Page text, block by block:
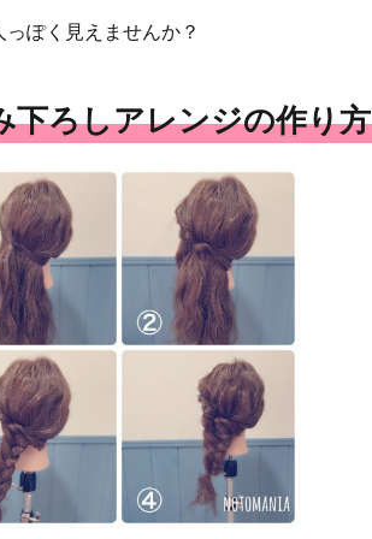
ぽく見えませんか？
下ろしアレンジの作り方